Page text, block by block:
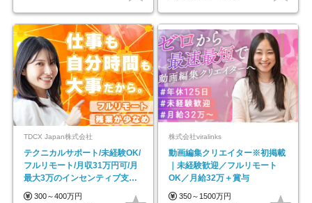
TDCX Japan株式会社
テクニカルサポート/未経験OK/
フルリモート/月収31万円可/月
最大3万のインセンティブ支給/
平均年齢33歳
300～400万円
株式会社viralinks
動画編集クリエイター※初掲載
｜未経験歓迎／フルリモート
OK／月給32万＋賞与
350～1500万円